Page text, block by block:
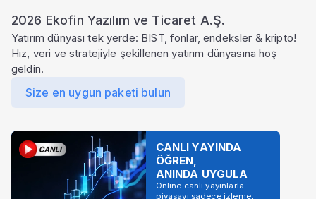
2026 Ekofin Yazılım ve Ticaret A.Ş.
Yatırım dünyası tek yerde: BIST, fonlar, endeksler & kripto!
Hız, veri ve stratejiyle şekillenen yatırım dünyasına hoş
geldin.
Size en uygun paketi bulun
CANLI YAYINDA
ÖĞREN,
ANINDA UYGULA
Online canlı yayınlarla
piyasayı sadece izleme,